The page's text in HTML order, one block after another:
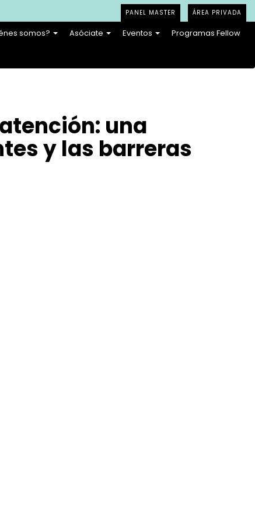
PANEL MASTER ÁREA PRIVADA
somos? Asóciate Eventos Programas Fellow
una
y las barreras